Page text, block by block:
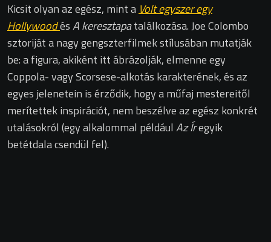
Kicsit olyan az egész, mint a Volt egyszer egy
HollywoodésA keresztapatalálkozása. Joe Colombo
sztoriját a nagy gengszterfilmek stílusában mutatják
be: a figura, akiként itt ábrázolják, elmenne egy
Coppola- vagy Scorsese-alkotás karakterének, és az
egyes jelenetein is érződik, hogy a műfaj mestereitől
merítettek inspirációt, nem beszélve az egész konkrét
utalásokról (egy alkalommal például Az Íregyik
betétdala csendül fel).